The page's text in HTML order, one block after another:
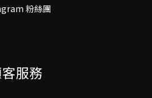
粉絲團
服務